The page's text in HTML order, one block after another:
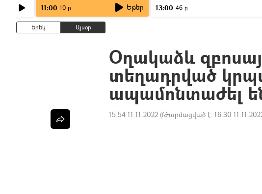
11:00 10 ր Եթեր 13:00 46 ր
Երեկ Այսօր
Օղակաձև
տեղադրված
ապամոնտաժել
15:54 11.11.2022 (Թարմացված է: 16:30